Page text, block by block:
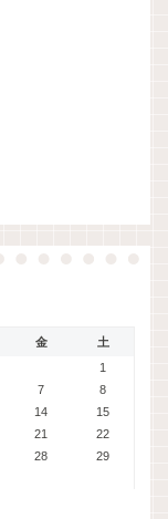
金
土
1
7
8
14
15
21
22
28
29